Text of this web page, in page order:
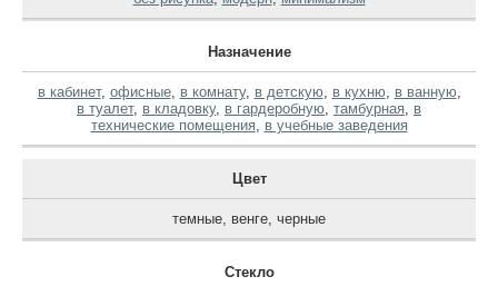
Назначение
в кабинет, офисные, в комнату, в детскую, в кухню, в ванную,
в туалет, в кладовку, в гардеробную, тамбурная, в
технические помещения, в учебные заведения
Цвет
темные, венге, черные
Стекло